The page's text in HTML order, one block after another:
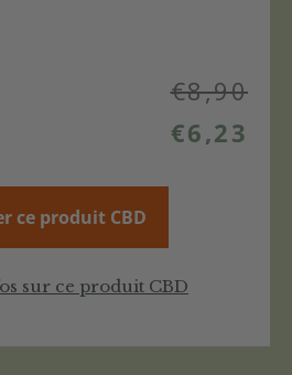
€8,90
€6,23
ce produit CBD
sur ce produit CBD